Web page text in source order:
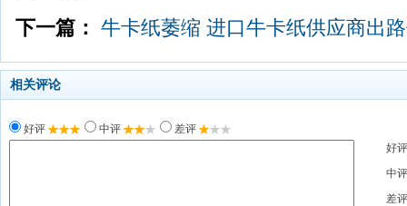
下一篇： 牛卡纸萎缩 进口牛卡纸供应商出
相关评论
好
中
差
好评 中评 差评